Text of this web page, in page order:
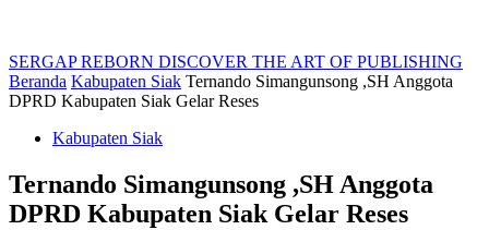
SERGAP REBORN DISCOVER THE ART OF PUBLISHING
Beranda Kabupaten Siak Ternando Simangunsong ,SH Anggota
DPRD Kabupaten Siak Gelar Reses
Kabupaten Siak
Ternando Simangunsong ,SH Anggota
DPRD Kabupaten Siak Gelar Reses